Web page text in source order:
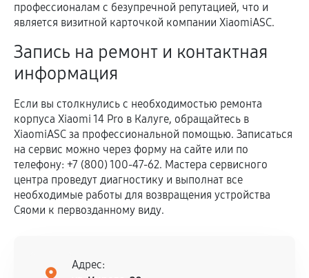
профессионалам с безупречной репутацией, что и
является визитной карточкой компании XiaomiASC.
Запись на ремонт и контактная
информация
Если вы столкнулись с необходимостью ремонта
корпуса Xiaomi 14 Pro в Калуге, обращайтесь в
XiaomiASC за профессиональной помощью. Записаться
на сервис можно через форму на сайте или по
телефону: +7 (800) 100-47-62. Мастера сервисного
центра проведут диагностику и выполнат все
необходимые работы для возвращения устройства
Сяоми к первозданному виду.
Адрес: